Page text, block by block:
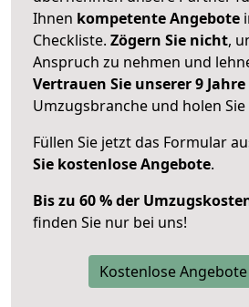
Ihnen kompetente Angebote
Checkliste. Zögern Sie nicht,
Anspruch zu nehmen und
Vertrauen Sie unserer 9
Umzugsbranche und holen
Füllen Sie jetzt das Formular
Sie kostenlose Angebote.
Bis zu 60 % der
finden Sie nur bei uns!
Kostenlose